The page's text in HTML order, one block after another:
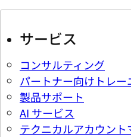
サービス
コンサルティング
パートナー向けトレー
製品サポート
AI サービス
テクニカルアカウン